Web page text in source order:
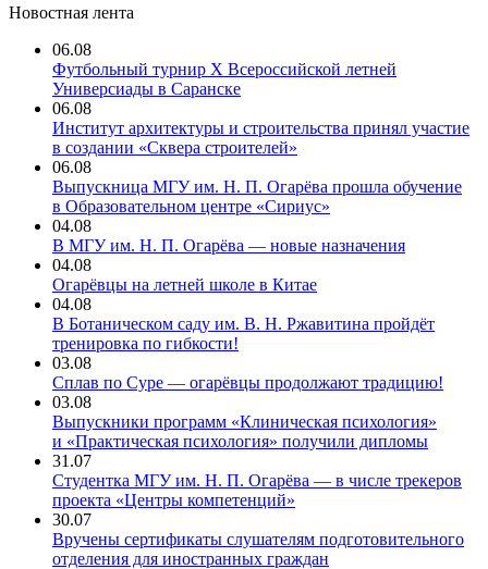
Новостная лента
06.08
Футбольный турнир X Всероссийской летней
Универсиады в Саранске
06.08
Институт архитектуры и строительства принял участие
в создании «Сквера строителей»
06.08
Выпускница МГУ им. Н. П. Огарёва прошла обучение
в Образовательном центре «Сириус»
04.08
В МГУ им. Н. П. Огарёва — новые назначения
04.08
Огарёвцы на летней школе в Китае
04.08
В Ботаническом саду им. В. Н. Ржавитина пройдёт
тренировка по гибкости!
03.08
Сплав по Суре — огарёвцы продолжают традицию!
03.08
Выпускники программ «Клиническая психология»
и «Практическая психология» получили дипломы
31.07
Студентка МГУ им. Н. П. Огарёва — в числе трекеров
проекта «Центры компетенций»
30.07
Вручены сертификаты слушателям подготовительного
отделения для иностранных граждан